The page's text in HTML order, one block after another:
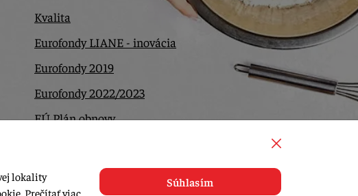
Kvalita
Eurofondy LIANE - inovácia
Eurofondy 2019
Eurofondy 2022/2023
EÚ Plán obnovy
lokality
Prečítať viac
Súhlasím